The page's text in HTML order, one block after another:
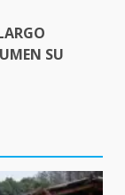
SU